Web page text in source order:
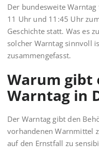
Der bundesweite
11 Uhr und 11:45 Uhr
Geschichte statt. Was es
solcher Warn­tag sinnvoll
zusammengefasst.
Warum gibt
Warntag in
Der Warntag gibt den
vorhandenen Warnmittel
auf den Ernst­fall zu